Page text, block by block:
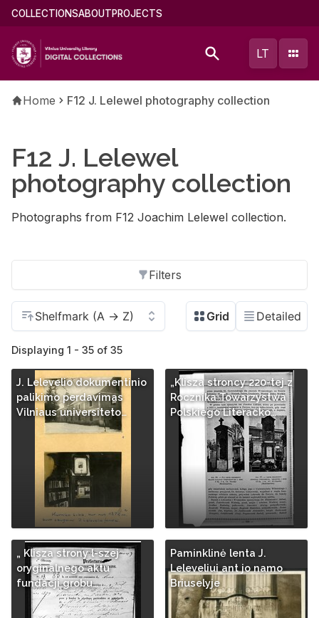
Skip
main
content
Main
(english)
COLLECTIONSABOUTPROJECTS
LT
Breadcrumb
Home F12 J. Lelewel photography collection
F12 J. Lelewel
photography collection
Photographs from F12 Joachim Lelewel collection.
Filters
Displaying 1 - 35 of 35
J. Lelevelio dokumentinio
palikimo perdavimas
Vilniaus universiteto…
„Klisza stroncy 220-tej z
Rocznika Towarzystwa
Polskiego Literacko…
„ Klisza strony l-szej
oryginalnego aktu
fundacji grobu…
Paminklinė lenta J.
Leleveliui ant jo namo
Briuselyje